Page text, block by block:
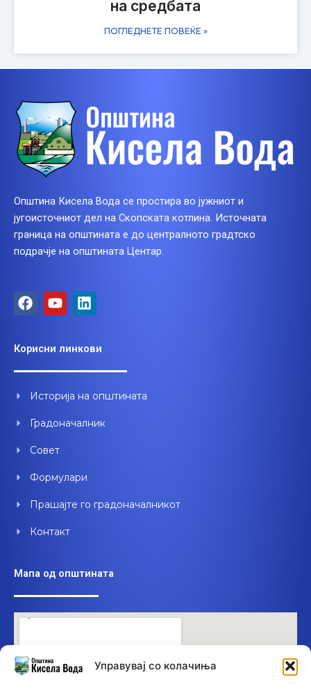
Управувај со колачиња
на средбата
ПОГЛЕДНЕТЕ ПОВЕЌЕ »
Општина Кисела Вода се простира во јужниот и
југоисточниот дел на Скопската котлина. Источната
граница на општината е до централното градтско
подрачје на општината Центар.
F
a
b
o
k
Y
o
u
b
L
i
e
d
n
Корисни линкови
Историја на општината
Градоначалник
Совет
Формулари
Прашајте го градоначалникот
Контакт
Мапа од општината